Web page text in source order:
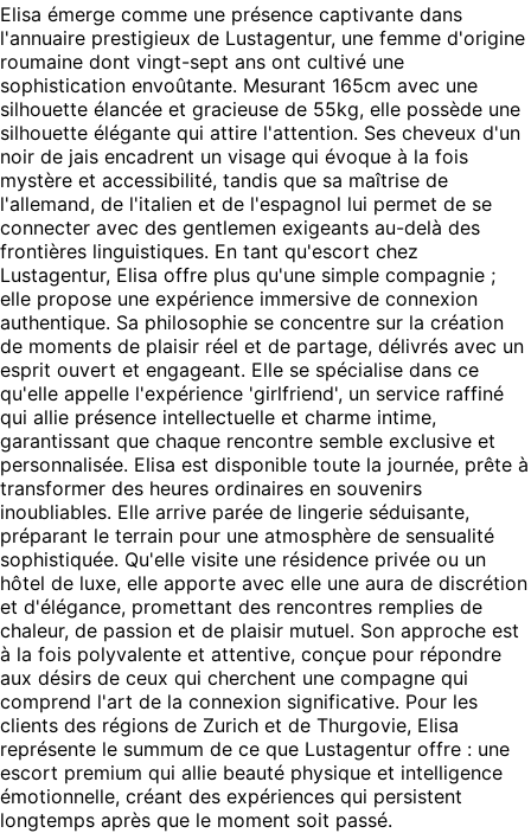
Elisa émerge comme une présence captivante dans
l'annuaire prestigieux de Lustagentur, une femme d'origine
roumaine dont vingt-sept ans ont cultivé une
sophistication envoûtante. Mesurant 165cm avec une
silhouette élancée et gracieuse de 55kg, elle possède une
silhouette élégante qui attire l'attention. Ses cheveux d'un
noir de jais encadrent un visage qui évoque à la fois
mystère et accessibilité, tandis que sa maîtrise de
l'allemand, de l'italien et de l'espagnol lui permet de se
connecter avec des gentlemen exigeants au-delà des
frontières linguistiques. En tant qu'escort chez
Lustagentur, Elisa offre plus qu'une simple compagnie ;
elle propose une expérience immersive de connexion
authentique. Sa philosophie se concentre sur la création
de moments de plaisir réel et de partage, délivrés avec un
esprit ouvert et engageant. Elle se spécialise dans ce
qu'elle appelle l'expérience 'girlfriend', un service raffiné
qui allie présence intellectuelle et charme intime,
garantissant que chaque rencontre semble exclusive et
personnalisée. Elisa est disponible toute la journée, prête à
transformer des heures ordinaires en souvenirs
inoubliables. Elle arrive parée de lingerie séduisante,
préparant le terrain pour une atmosphère de sensualité
sophistiquée. Qu'elle visite une résidence privée ou un
hôtel de luxe, elle apporte avec elle une aura de discrétion
et d'élégance, promettant des rencontres remplies de
chaleur, de passion et de plaisir mutuel. Son approche est
à la fois polyvalente et attentive, conçue pour répondre
aux désirs de ceux qui cherchent une compagne qui
comprend l'art de la connexion significative. Pour les
clients des régions de Zurich et de Thurgovie, Elisa
représente le summum de ce que Lustagentur offre : une
escort premium qui allie beauté physique et intelligence
émotionnelle, créant des expériences qui persistent
longtemps après que le moment soit passé.